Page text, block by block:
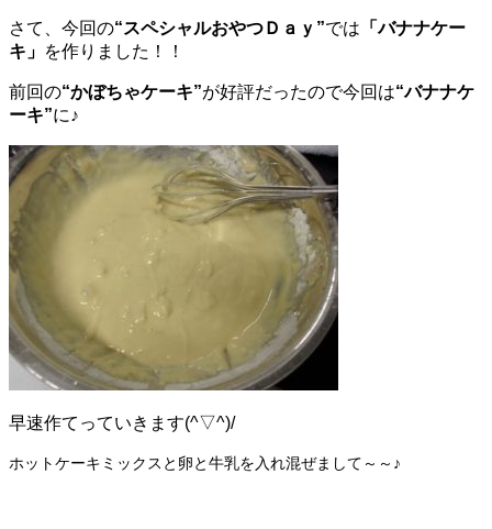
さて、今回の“スペシャルおやつＤａｙ”では 「バナナケー
キ」 を作りました！！
前回の“かぼちゃケーキ”が好評だったので今回は“バナナケ
ーキ”に♪
早速作てっていきます(^▽^)/
ホットケーキミックスと卵と牛乳を入れ混ぜまして～～♪